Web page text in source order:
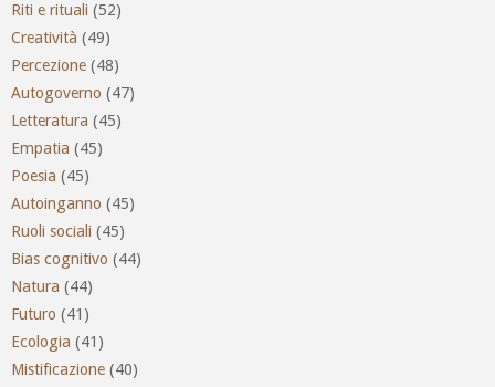
Riti e rituali (52)
Creatività (49)
Percezione (48)
Autogoverno (47)
Letteratura (45)
Empatia (45)
Poesia (45)
Autoinganno (45)
Ruoli sociali (45)
Bias cognitivo (44)
Natura (44)
Futuro (41)
Ecologia (41)
Mistificazione (40)